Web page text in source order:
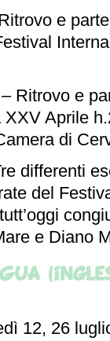
e
Ritrovo e
Aprile
di
differenti
del
e Diano
12, 26